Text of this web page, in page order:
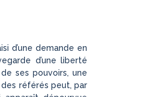
d’une demande en
d’une liberté
ses pouvoirs, une
référés peut, par